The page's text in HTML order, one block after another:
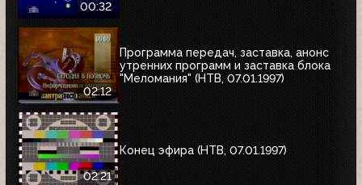
00:32
02:12
Программа передач, заставка, анонс
утренних программ и заставка блока
"Меломания" (НТВ, 07.01.1997)
02:21
Конец эфира (НТВ, 07.01.1997)